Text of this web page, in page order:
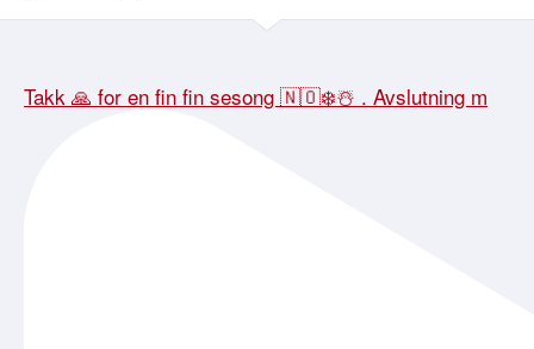
Takk 🙏 for en fin fin sesong 🇳🇴❄️☃️ . Avslutning m